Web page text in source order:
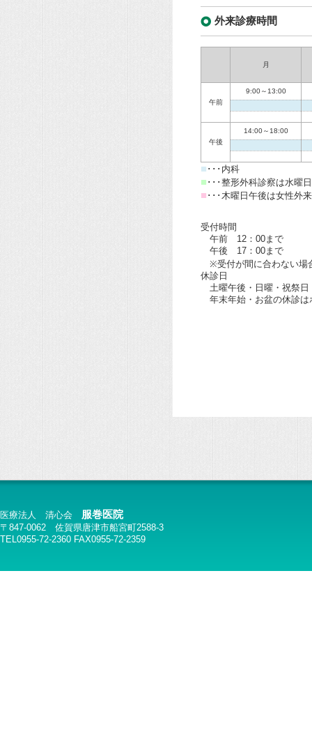
外来診療時間
月
午前
9:00～13:00
午後
14:00～18:00
■ ･･･内科
■ ･･･整形外科診察は水曜
■ ･･･木曜日午後は女性外
受付時間
午前 12：00まで
午後 17：00まで
※受付が間に合わない場
休診日
土曜午後・日曜・祝祭日
年末年始・お盆の休診は
医療法人 清心会 服巻医院
〒847-0062 佐賀県唐津市船宮町2588-3
TEL0955-72-2360 FAX0955-72-2359